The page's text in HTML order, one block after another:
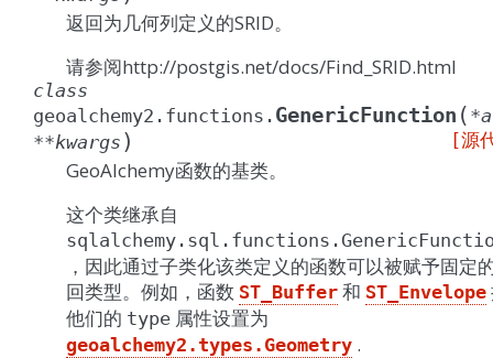
返回为几何列定义的SRID。
请参阅http://postgis.net/docs/Find_SRID.html
class
geoalchemy2.functions. GenericFunction ( *
**kwargs ) [源
GeoAlchemy函数的基类。
这个类继承自
，因此通过子类化该类定义的函数可以被赋予固定
回类型。例如，函数 ST_Buffer 和 ST_Envelope
他们的 type 属性设置为
geoalchemy2.types.Geometry .